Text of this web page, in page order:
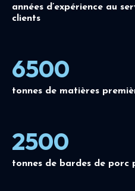
années d’expérience au
clients
6500
tonnes de matières
2500
tonnes de bardes de porc